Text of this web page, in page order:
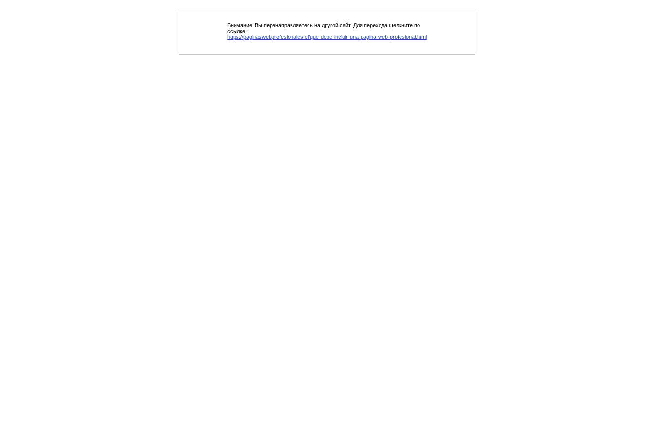
Внимание! Вы перенаправляетесь на другой сайт. Для перехода щелкните по
ссылке:
https://paginaswebprofesionales.cl/que-debe-incluir-una-pagina-web-profesional.html